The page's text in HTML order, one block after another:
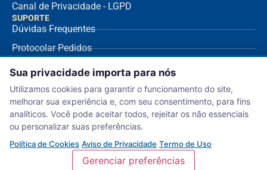
Canal de Privacidade - LGPD
SUPORTE
Dúvidas Frequentes
Protocolar Pedidos
Envio de NF Fornecedor
Ouvidoria
Aviso de Privacidade
Termo de Uso
Política de Cookies
Sua privacidade importa para nós
Utilizamos cookies para garantir o funcionamento do site,
melhorar sua experiência e, com seu consentimento, para fins
analíticos. Você pode aceitar todos, rejeitar os não essenciais
ou personalizar suas preferências.
Política de Cookies·Aviso de Privacidade·Termo de Uso
Gerenciar preferências